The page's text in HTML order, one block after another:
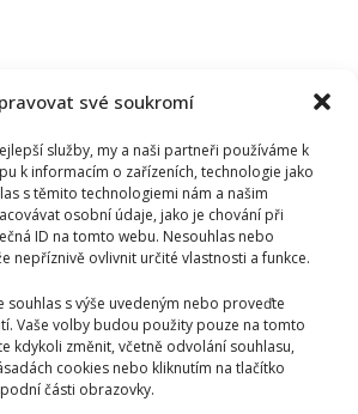
své soukromí
služby, my a naši partneři používáme k
k informacím o zařízeních, technologie jako
s těmito technologiemi nám a našim
osobní údaje, jako je chování při
ID na tomto webu. Nesouhlas nebo
nepříznivě ovlivnit určité vlastnosti a funkce.
souhlas s výše uvedeným nebo proveďte
Vaše volby budou použity pouze na tomto
kdykoli změnit, včetně odvolání souhlasu,
cookies nebo kliknutím na tlačítko
části obrazovky.